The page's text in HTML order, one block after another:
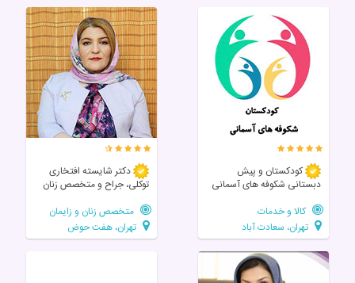
کودکستان و پیش
دبستانی شکوفه های آسمانی
کالا و خدمات
تهران، سعادت آباد
دکتر شایسته افتخاری
توکلی، جراح و متخصص زنان
متخصص زنان و زایمان
تهران، هفت حوض